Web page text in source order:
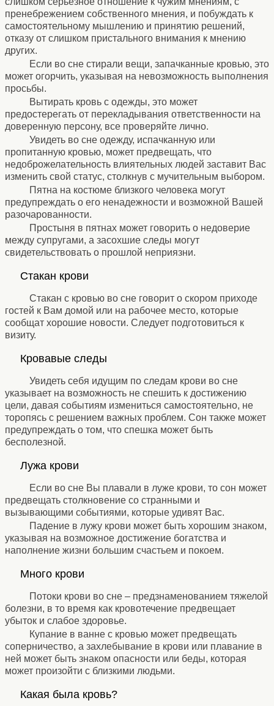
пренебрежением собственного мнения, и побуждать к
самостоятельному мышлению и принятию решений,
отказу от слишком пристального внимания к мнению
других.
Если во сне стирали вещи, запачканные кровью, это
может огорчить, указывая на невозможность выполнения
просьбы.
Вытирать кровь с одежды, это может
предостерегать от перекладывания ответственности на
доверенную персону, все проверяйте лично.
Увидеть во сне одежду, испачканную или
пропитанную кровью, может предвещать, что
недоброжелательность влиятельных людей заставит Вас
изменить свой статус, столкнув с мучительным выбором.
Пятна на костюме близкого человека могут
предупреждать о его ненадежности и возможной Вашей
разочарованности.
Простыня в пятнах может говорить о недоверие
между супругами, а засохшие следы могут
свидетельствовать о прошлой неприязни.
Стакан крови
Стакан с кровью во сне говорит о скором приходе
гостей к Вам домой или на рабочее место, которые
сообщат хорошие новости. Следует подготовиться к
визиту.
Кровавые следы
Увидеть себя идущим по следам крови во сне
указывает на возможность не спешить к достижению
цели, давая событиям измениться самостоятельно, не
торопясь с решением важных проблем. Сон также может
предупреждать о том, что спешка может быть
бесполезной.
Лужа крови
Если во сне Вы плавали в луже крови, то сон может
предвещать столкновение со странными и
вызывающими событиями, которые удивят Вас.
Падение в лужу крови может быть хорошим знаком,
указывая на возможное достижение богатства и
наполнение жизни большим счастьем и покоем.
Много крови
Потоки крови во сне – предзнаменованием тяжелой
болезни, в то время как кровотечение предвещает
убыток и слабое здоровье.
Купание в ванне с кровью может предвещать
соперничество, а захлебывание в крови или плавание в
ней может быть знаком опасности или беды, которая
может произойти с близкими людьми.
Какая была кровь?